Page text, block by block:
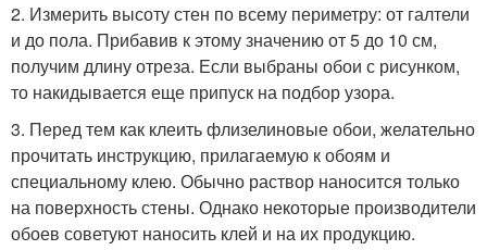
2. Измерить высоту стен по всему периметру: от галтели
и до пола. Прибавив к этому значению от 5 до 10 см,
получим длину отреза. Если выбраны обои с рисунком,
то накидывается еще припуск на подбор узора.
3. Перед тем как клеить флизелиновые обои, желательно
прочитать инструкцию, прилагаемую к обоям и
специальному клею. Обычно раствор наносится только
на поверхность стены. Однако некоторые производители
обоев советуют наносить клей и на их продукцию.